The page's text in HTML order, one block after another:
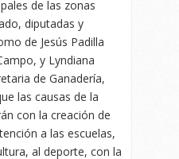
de las zonas
diputadas y
de Jesús Padilla
y Lyndiana
de Ganadería,
las causas de la
con la creación de
a las escuelas,
al deporte, con la